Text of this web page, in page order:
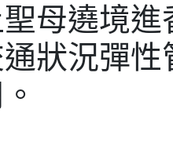
聖母遶境
狀況彈